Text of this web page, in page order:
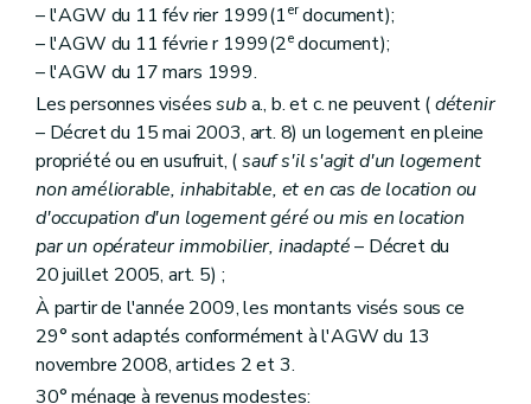
Art. 17510
Section E. Du comité de crédits
Art. 17511
Section
F. Du comité de gestion financière
Art. 17512
Sous-section 5 Du personnel de la Société
Art. 17513
Art. 17514
Sous-section 6
Du contrôle de la Société
Section A. Du contrôle révisoral
Art. 17515
Section
Art. 17516
Sous-section 7 Du contrat de gestion
Section A. Définition et contenu
Art. 17517
Section
B. Conclusion, approbation, entrée en vigueur, durée et absence d'un contrat de gestion
– l'AGW du 11 fév rier 1999(1erdocument);
– l'AGW du 11 févrie r 1999(2edocument);
– l'AGW du 17 mars 1999.
Les personnes viséessuba., b. et c. ne peuvent (détenir
– Décret du 15 mai 2003, art. 8) un logement en pleine
propriété ou en usufruit, (sauf s'il s'agit d'un logement
non améliorable, inhabitable, et en cas de location ou
d'occupation d'un logement géré ou mis en location
par un opérateur immobilier, inadapté– Décret du
20 juillet 2005, art. 5) ;
À partir de l'année 2009, les montants visés sous ce
29° sont adaptés conformément à l'AGW du 13
novembre 2008, articles 2 et 3.
30° ménage à revenus modestes: